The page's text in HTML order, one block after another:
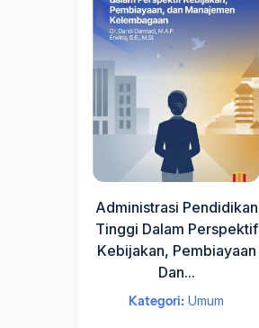
Administrasi Pendidikan
Tinggi Dalam Perspektif
Kebijakan, Pembiayaan
Dan...
Kategori: Umum